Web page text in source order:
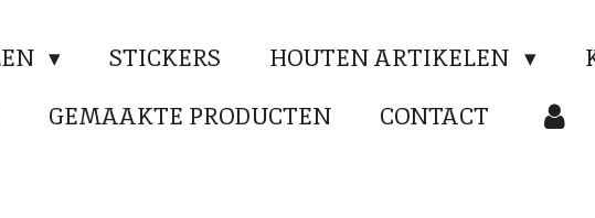
STICKERS HOUTEN ARTIKELEN
GEMAAKTE PRODUCTEN CONTACT